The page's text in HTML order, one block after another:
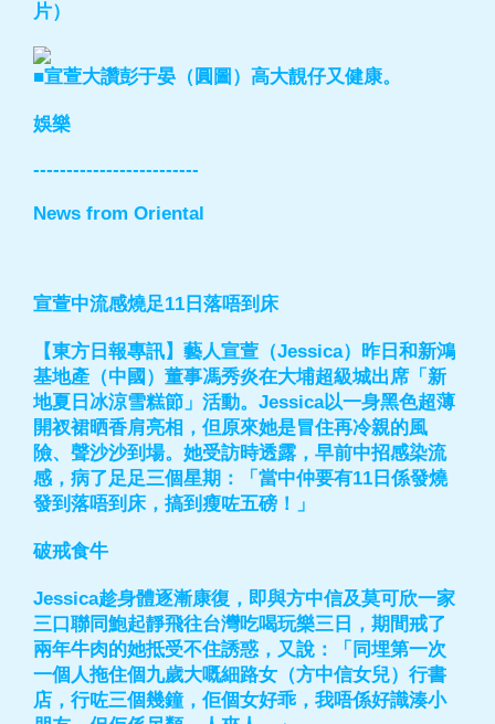
片）
■宣萱大讚彭于晏（圓圖）高大靚仔又健康。
娛樂
-------------------------
News from Oriental
宣萱中流感燒足11日落唔到床
【東方日報專訊】藝人宣萱（Jessica）昨日和新鴻
基地產（中國）董事馮秀炎在大埔超級城出席「新
地夏日冰涼雪糕節」活動。Jessica以一身黑色超薄
開衩裙晒香肩亮相，但原來她是冒住再冷親的風
險、聲沙沙到場。她受訪時透露，早前中招感染流
感，病了足足三個星期：「當中仲要有11日係發燒
發到落唔到床，搞到瘦咗五磅！」
破戒食牛
Jessica趁身體逐漸康復，即與方中信及莫可欣一家
三口聯同鮑起靜飛往台灣吃喝玩樂三日，期間戒了
兩年牛肉的她抵受不住誘惑，又說：「同埋第一次
一個人拖住個九歲大嘅細路女（方中信女兒）行書
店，行咗三個幾鐘，佢個女好乖，我唔係好識湊小